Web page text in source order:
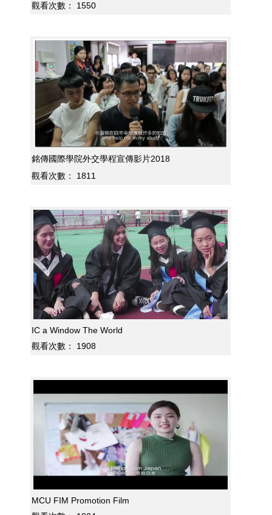
觀看次數：
1550
銘傳國際學院外交學程宣傳影片2018
觀看次數：
1811
IC a Window The World
觀看次數：
1908
MCU FIM Promotion Film